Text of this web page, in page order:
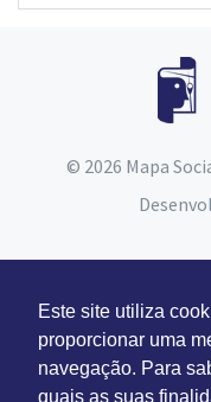
Este site utiliza
proporcionar uma
navegação. Para
quais as suas
© 2026 Mapa